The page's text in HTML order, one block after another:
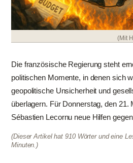
(Mit
Die französische Regierung steht
politischen Momente, in denen sich
geopolitische Unsicherheit und
überlagern. Für Donnerstag, den 21.
Sébastien Lecornu neue Hilfen
(Dieser Artikel hat 910 Wörter und eine
Minuten.)